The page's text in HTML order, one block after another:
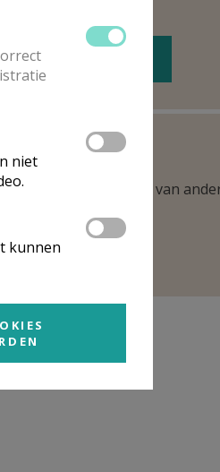
kerken, eventueel van
niet
kunnen